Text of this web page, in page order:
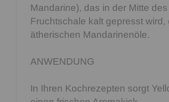
Mandarine), das in der Mitte
Fruchtschale kalt gepresst
ätherischen Mandarinenöle.
ANWENDUNG
In Ihren Kochrezepten sorgt